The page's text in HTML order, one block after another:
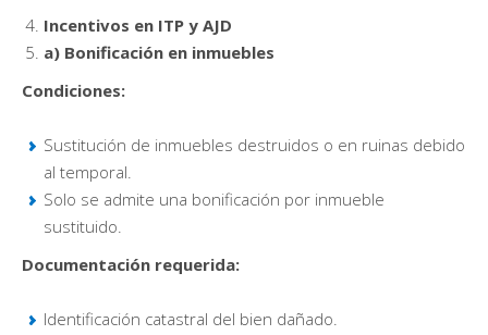
Incentivos en ITP y AJD
a) Bonificación en inmuebles
Condiciones:
Sustitución de inmuebles destruidos o en ruinas debido
al temporal.
Solo se admite una bonificación por inmueble
sustituido.
Documentación requerida:
Identificación catastral del bien dañado.